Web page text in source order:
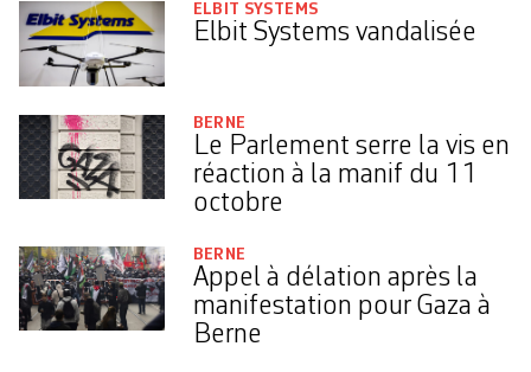
ELBIT SYSTEMS
Elbit Systems vandalisée
BERNE
Le Parlement serre la vis en
réaction à la manif du 11
octobre
BERNE
Appel à délation après la
manifestation pour Gaza à
Berne